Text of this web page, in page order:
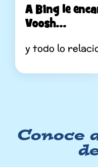
A Bing le
Voosh...
y todo lo
Conoce